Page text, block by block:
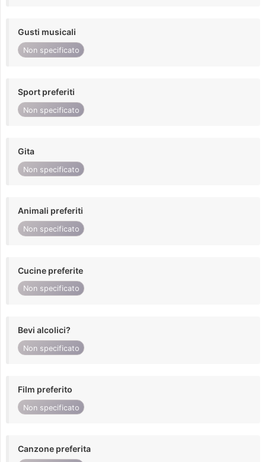
Gusti musicali
Non specificato
Sport preferiti
Non specificato
Gita
Non specificato
Animali preferiti
Non specificato
Cucine preferite
Non specificato
Bevi alcolici?
Non specificato
Film preferito
Non specificato
Canzone preferita